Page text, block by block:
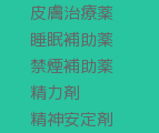
皮膚治療薬
睡眠補助薬
禁煙補助薬
精力剤
精神安定剤